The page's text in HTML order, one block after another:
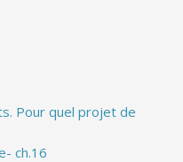
Pour quel projet de
ch.16